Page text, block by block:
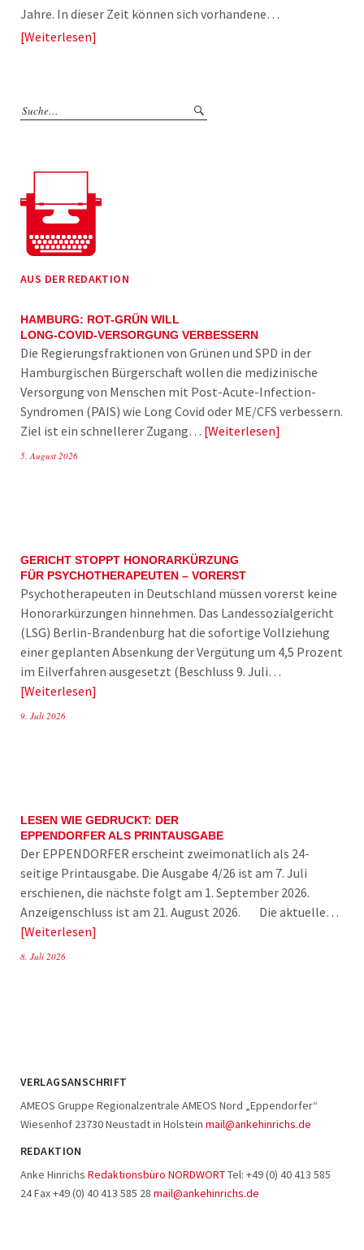
Jahre. In dieser Zeit können sich vorhandene…
Weiterlesen
AUS DER REDAKTION
HAMBURG: ROT-GRÜN WILL
LONG-COVID-VERSORGUNG VERBESSERN
Die Regierungsfraktionen von Grünen und SPD in der
Hamburgischen Bürgerschaft wollen die medizinische
Versorgung von Menschen mit Post-Acute-Infection-
Syndromen (PAIS) wie Long Covid oder ME/CFS verbessern.
Ziel ist ein schnellerer Zugang… Weiterlesen
5. August 2026
GERICHT STOPPT HONORARKÜRZUNG
FÜR PSYCHOTHERAPEUTEN – VORERST
Psychotherapeuten in Deutschland müssen vorerst keine
Honorarkürzungen hinnehmen. Das Landessozialgericht
(LSG) Berlin-Brandenburg hat die sofortige Vollziehung
einer geplanten Absenkung der Vergütung um 4,5 Prozent
im Eilverfahren ausgesetzt (Beschluss 9. Juli…
Weiterlesen
9. Juli 2026
LESEN WIE GEDRUCKT: DER
EPPENDORFER ALS PRINTAUSGABE
Der EPPENDORFER erscheint zweimonatlich als 24-
seitige Printausgabe. Die Ausgabe 4/26 ist am 7. Juli
erschienen, die nächste folgt am 1. September 2026.
Anzeigenschluss ist am 21. August 2026. Die aktuelle…
Weiterlesen
8. Juli 2026
VERLAGSANSCHRIFT
AMEOS Gruppe Regionalzentrale AMEOS Nord „Eppendorfer“
Wiesenhof 23730 Neustadt in Holstein mail@ankehinrichs.de
REDAKTION
Anke Hinrichs Redaktionsbüro NORDWORTTel: +49 (0) 40 413 585
24 Fax +49 (0) 40 413 585 28 mail@ankehinrichs.de